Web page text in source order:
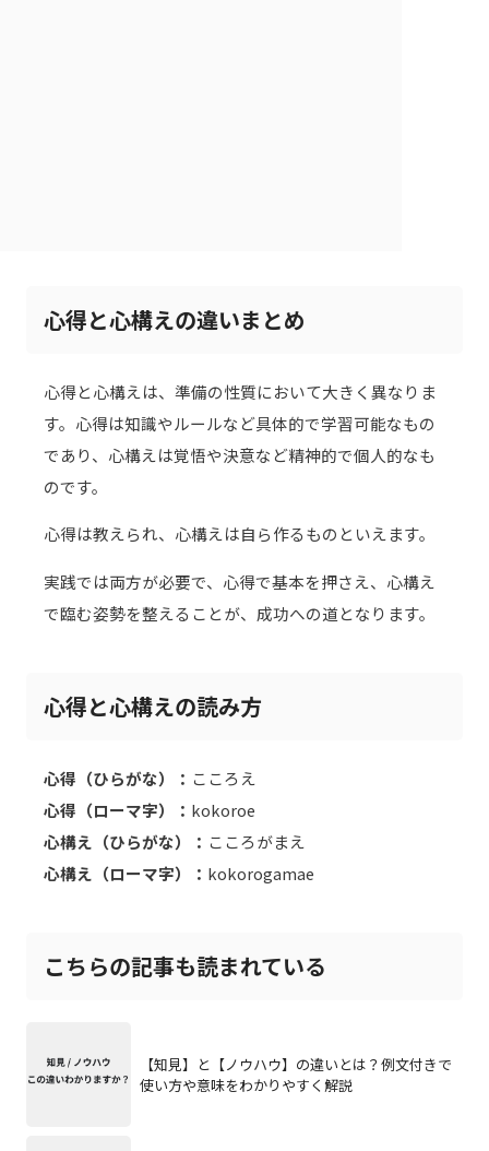
心得と心構えの違いまとめ
心得と心構えは、準備の性質において大きく異なりま
す。心得は知識やルールなど具体的で学習可能なもの
であり、心構えは覚悟や決意など精神的で個人的なも
のです。
心得は教えられ、心構えは自ら作るものといえます。
実践では両方が必要で、心得で基本を押さえ、心構え
で臨む姿勢を整えることが、成功への道となります。
心得と心構えの読み方
心得（ひらがな）： こころえ
心得（ローマ字）： kokoroe
心構え（ひらがな）： こころがまえ
心構え（ローマ字）： kokorogamae
こちらの記事も読まれている
【知見】と【ノウハウ】の違いとは？例文付きで
使い方や意味をわかりやすく解説